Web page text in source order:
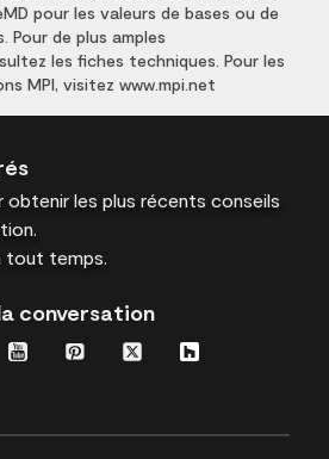
pour les valeurs de bases ou de
Pour de plus amples
les fiches techniques. Pour les
MPI, visitez www.mpi.net
obtenir les plus récents conseils
tout temps.
conversation